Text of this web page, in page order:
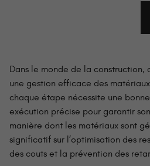
Dans le monde de la construction,
une gestion efficace des
chaque étape nécessite une
exécution précise pour garantir
manière dont les matériaux sont
significatif sur l’optimisation des
des couts et la prévention des